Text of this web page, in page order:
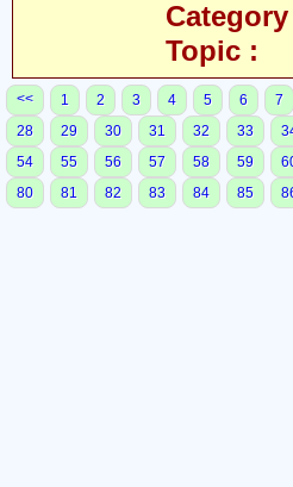
Category
Topic :
<< 1 2 3 4 5 6 7
28
29 30 31 32 33
54
55 56 57 58 59
80
81 82 83 84 85